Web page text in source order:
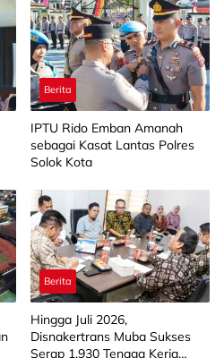
Berita
IPTU Rido Emban Amanah
sebagai Kasat Lantas Polres
Solok Kota
Berita
Hingga Juli 2026,
Disnakertrans Muba Sukses
Serap 1.930 Tenaga Kerja